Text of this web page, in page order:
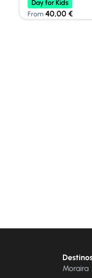
Day for Kids
From 40,00 €
Moraira